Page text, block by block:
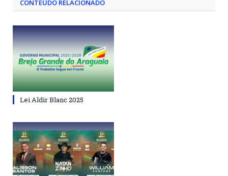
CONTEÚDO RELACIONADO
Lei Aldir Blanc 2025